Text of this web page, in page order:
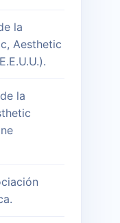
la
Aesthetic
la